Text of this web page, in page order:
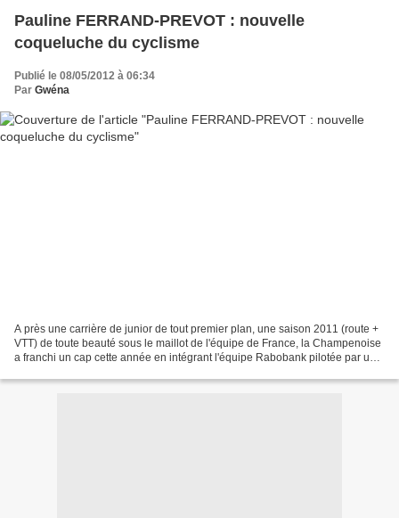
Pauline FERRAND-PREVOT : nouvelle
coqueluche du cyclisme
Publié le 08/05/2012 à 06:34
Par Gwéna
A près une carrière de junior de tout premier plan, une saison 2011 (route +
VTT) de toute beauté sous le maillot de l'équipe de France, la Champenoise
a franchi un cap cette année en intégrant l'équipe Rabobank pilotée par une